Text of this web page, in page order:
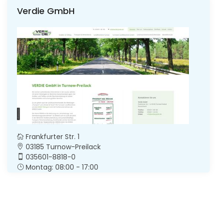
Verdie GmbH
Frankfurter Str. 1
03185 Turnow-Preilack
035601-8818-0
Montag: 08:00 - 17:00